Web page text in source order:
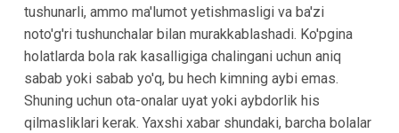
tushunarli, ammo ma'lumot yetishmasligi va ba'zi
noto'g'ri tushunchalar bilan murakkablashadi. Ko'pgina
holatlarda bola rak kasalligiga chalingani uchun aniq
sabab yoki sabab yo'q, bu hech kimning aybi emas.
Shuning uchun ota-onalar uyat yoki aybdorlik his
qilmasliklari kerak. Yaxshi xabar shundaki, barcha bolalar